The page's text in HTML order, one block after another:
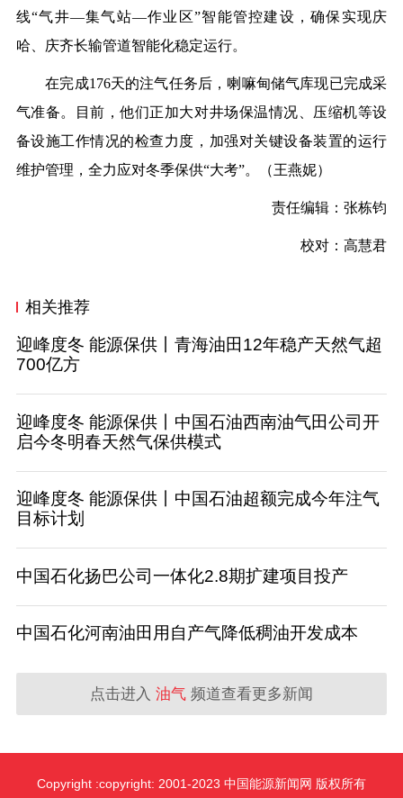
线“气井—集气站—作业区”智能管控建设，确保实现庆
哈、庆齐长输管道智能化稳定运行。
在完成176天的注气任务后，喇嘛甸储气库现已完成采
气准备。目前，他们正加大对井场保温情况、压缩机等设
备设施工作情况的检查力度，加强对关键设备装置的运行
维护管理，全力应对冬季保供“大考”。
（王燕妮）
责任编辑：张栋钧
校对：高慧君
相关推荐
迎峰度冬 能源保供丨青海油田12年稳产天然气超
700亿方
迎峰度冬 能源保供丨中国石油西南油气田公司开
启今冬明春天然气保供模式
迎峰度冬 能源保供丨中国石油超额完成今年注气
目标计划
中国石化扬巴公司一体化2.8期扩建项目投产
中国石化河南油田用自产气降低稠油开发成本
点击进入 油气 频道查看更多新闻
Copyright :copyright: 2001-2023 中国能源新闻网 版权所有